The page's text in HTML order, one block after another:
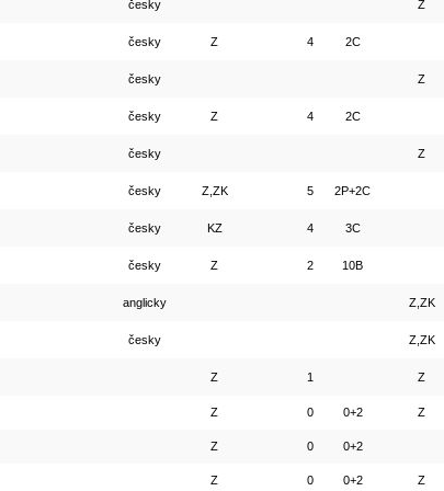
česky Z
česky Z 4 2C
česky Z
česky Z 4 2C
česky Z
česky Z,ZK 5 2P+2C
česky KZ 4 3C
česky Z 2 10B
anglicky Z,ZK
česky Z,ZK
Z 1 Z
Z 0 0+2 Z
Z 0 0+2
Z 0 0+2 Z